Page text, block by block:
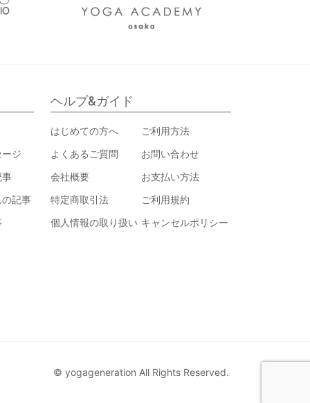
ジ
記事
ヘルプ&ガイド
はじめての方へ
ご利用方法
よくあるご質問
お問い合わせ
会社概要
お支払い方法
特定商取引法
ご利用規約
個人情報の取り扱い キャンセルポリシー
© yogageneration All Rights Reserved.